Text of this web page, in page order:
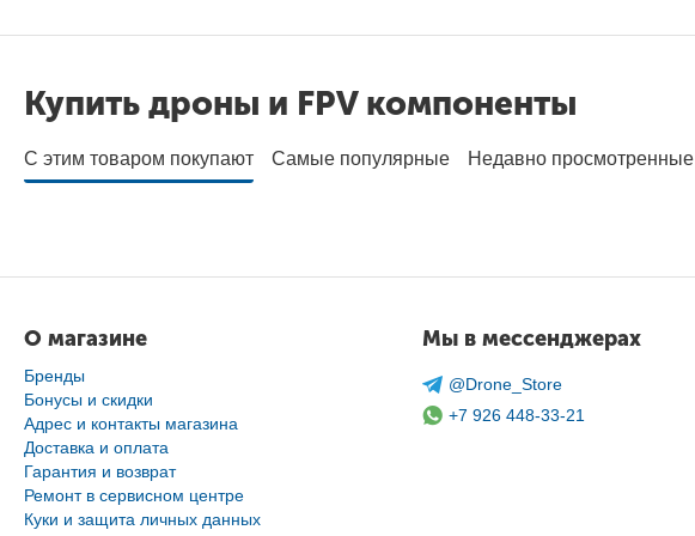
Купить дроны и FPV компоненты
С этим товаром покупают Самые популярные Недавно просмотренные
О магазине
Бренды
Бонусы и скидки
Адрес и контакты магазина
Доставка и оплата
Гарантия и возврат
Ремонт в сервисном центре
Куки и защита личных данных
Мы в мессенджерах
@Drone_Store
+7 926 448-33-21